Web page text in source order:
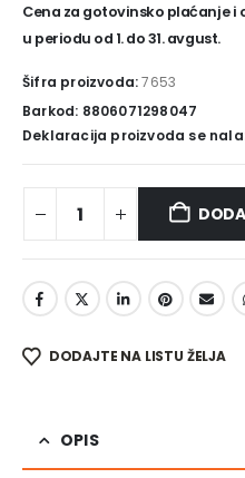
Cena za gotovinsko plaćanje i
u periodu od 1. do 31. avgust.
Šifra proizvoda:7653
Barkod: 8806071298047
Deklaracija proizvoda se
DODAJTE NA LISTU ŽELJA
OPIS